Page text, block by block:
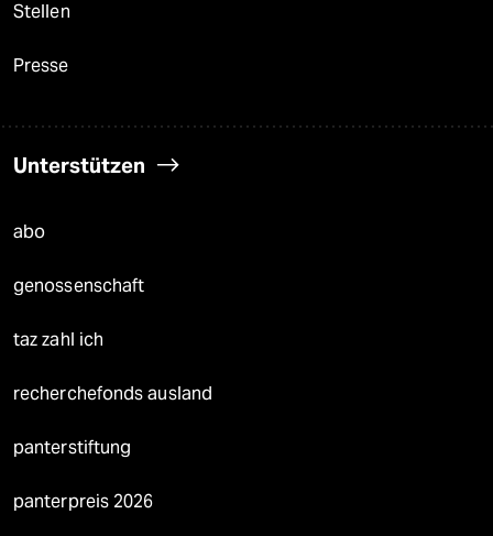
Stellen
Presse
Unterstützen
abo
genossenschaft
taz zahl ich
recherchefonds ausland
panterstiftung
panterpreis 2026